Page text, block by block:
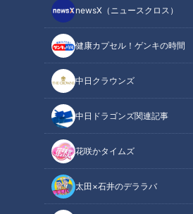
newsX（ニュースクロス）
健康カプセル！ゲンキの時間
中日クラウンズ
中日ドラゴンズ関連記事
花咲かタイムズ
太田×石井のデララバ
1位に！
記事に戻る